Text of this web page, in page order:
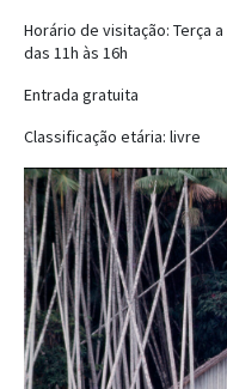
Horário de visitação: Terça
das 11h às 16h
Entrada gratuita
Classificação etária: livre